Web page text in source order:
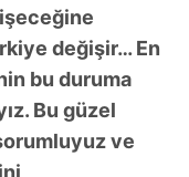
değişir… En
bu duruma
Bu güzel
ve